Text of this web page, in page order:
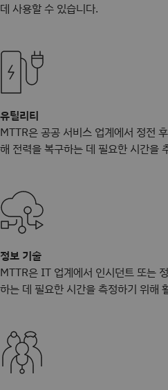
데 사용할 수 있습니다.
유틸리티
MTTR은 공공 서비스 업계에서 정전
해 전력을 복구하는 데 필요한 시간을
정보 기술
MTTR은 IT 업계에서 인시던트 또는
하는 데 필요한 시간을 측정하기 위해